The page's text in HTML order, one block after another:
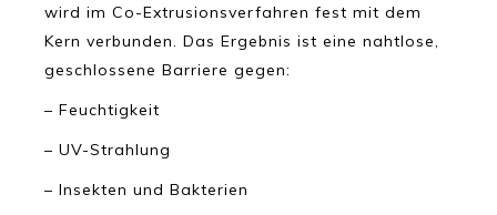
wird im Co-Extrusionsverfahren fest mit dem
Kern verbunden. Das Ergebnis ist eine nahtlose,
geschlossene Barriere gegen:
– Feuchtigkeit
– UV-Strahlung
– Insekten und Bakterien